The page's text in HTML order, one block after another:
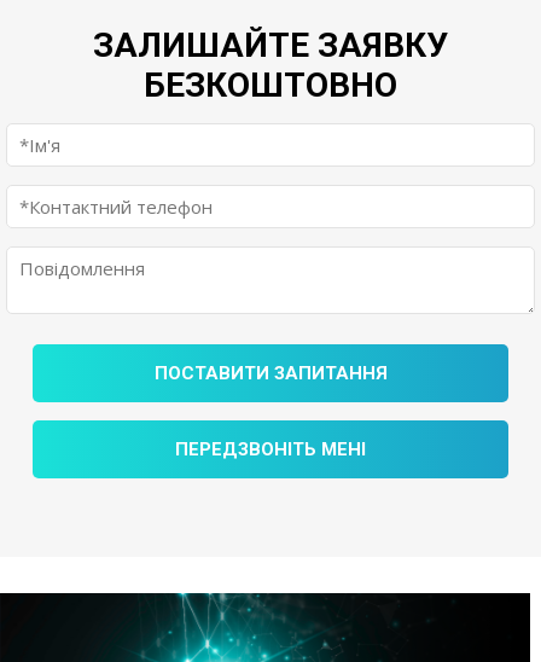
ЗАЛИШАЙТЕ ЗАЯВКУ
БЕЗКОШТОВНО
ПОСТАВИТИ ЗАПИТАННЯ
ПЕРЕДЗВОНІТЬ МЕНІ